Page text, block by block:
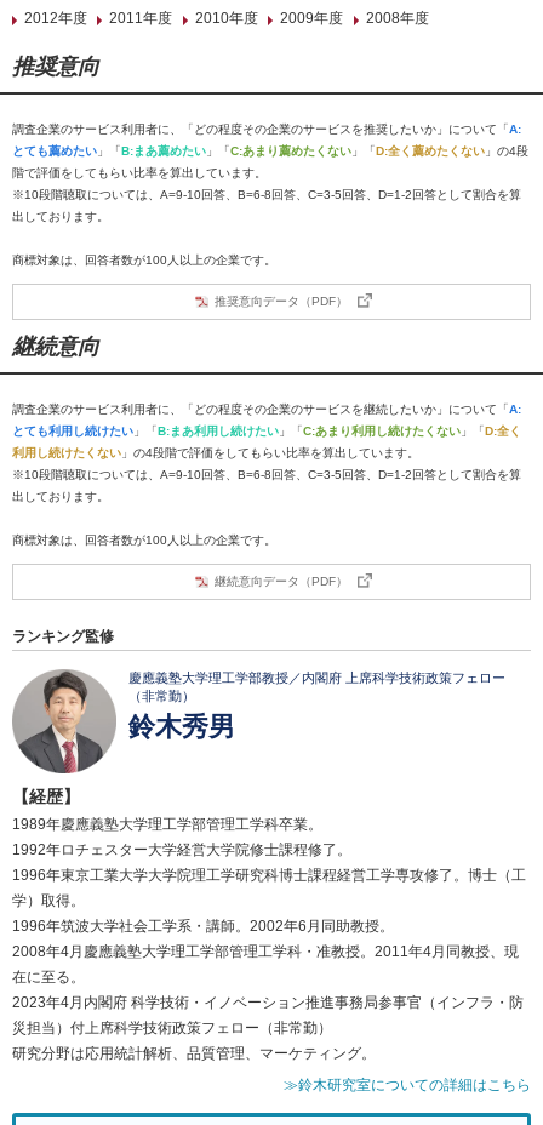
2012年度
2011年度 2010年度 2009年度 2008年度
推奨意向
調査企業のサービス利用者に、「どの程度その企業のサービスを推奨したいか」について「A:
とても薦めたい 」「B:まあ薦めたい 」「C:あまり薦めたくない 」「D:全く薦めたくない 」の4段
階で評価をしてもらい比率を算出しています。
※10段階聴取については、A=9-10回答、B=6-8回答、C=3-5回答、D=1-2回答として割合を算
出しております。
商標対象は、回答者数が100人以上の企業です。
推奨意向データ（PDF）
継続意向
調査企業のサービス利用者に、「どの程度その企業のサービスを継続したいか」について「A:
とても利用し続けたい 」「B:まあ利用し続けたい 」「C:あまり利用し続けたくない 」「D:全く
利用し続けたくない 」の4段階で評価をしてもらい比率を算出しています。
※10段階聴取については、A=9-10回答、B=6-8回答、C=3-5回答、D=1-2回答として割合を算
出しております。
商標対象は、回答者数が100人以上の企業です。
継続意向データ（PDF）
ランキング監修
慶應義塾大学理工学部教授／内閣府 上席科学技術政策フェロー
（非常勤）
鈴木秀男
【経歴】
1989年慶應義塾大学理工学部管理工学科卒業。
1992年ロチェスター大学経営大学院修士課程修了。
1996年東京工業大学大学院理工学研究科博士課程経営工学専攻修了。博士（工
学）取得。
1996年筑波大学社会工学系・講師。2002年6月同助教授。
2008年4月慶應義塾大学理工学部管理工学科・准教授。2011年4月同教授、現
在に至る。
2023年4月内閣府 科学技術・イノベーション推進事務局参事官（インフラ・防
災担当）付上席科学技術政策フェロー（非常勤）
研究分野は応用統計解析、品質管理、マーケティング。
≫鈴木研究室についての詳細はこちら